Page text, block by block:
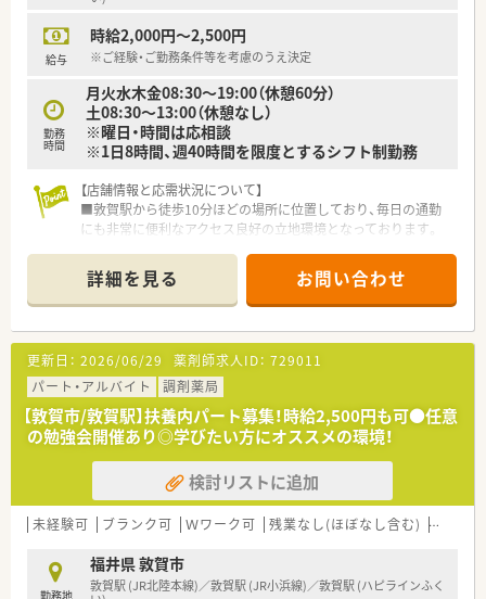
給与
時給2,000円～2,500円
※ご経験・ご勤務条件等を考慮のうえ決定
勤務
時間
月火水木金08:30～19:00（休憩60分）
土08:30～13:00（休憩なし）
※曜日・時間は応相談
※1日8時間、週40時間を限度とするシフト制勤務
【店舗情報と応需状況について】
■敦賀駅から徒歩10分ほどの場所に位置しており、毎日の通勤
にも非常に便利なアクセス良好の立地環境となっております。
日あたり60枚から70枚ほど応需している調剤薬局です。
■外来の調剤業務に加えて居宅や施設への在宅医療にもしっか
りと対応しており、地域に密着した医療サービスを提供します。
【法人特徴について】
■福井県敦賀市内に4店舗を展開し、創業から80年という長い歴
史を持ち地域住民から厚い信頼を得ている老舗の企業です。
■代表ご自身も現場に入って気さくにコミュニケーションを取
られているため、風通しが良く非常に働きやすい温かい社風で
す。
■地域への貢献を最優先に考えて採算度外視の設備投資を行う
など、常に患者様第一の姿勢を貫いている魅力的な法人です。
【職場環境と雰囲気】
に協力し合いながら和やかな雰囲気の中で業務を行っていま
す。
詳細を見る お問い合わせ
更新日： 2026/06/29 薬剤師求人ID： 729011
パート・アルバイト
調剤薬局
【敦賀市/敦賀駅】扶養内パート募集！時給2,500円も可●任意
の勉強会開催あり◎学びたい方にオススメの環境！
検討リストに追加
未経験可 ブランク可 Ｗワーク可 残業なし(ほぼなし含む) 転勤な
勤務地
福井県 敦賀市
敦賀駅 (JR北陸本線)／敦賀駅 (JR小浜線)／敦賀駅 (ハピラインふく